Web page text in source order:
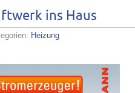
ins Haus
Heizung